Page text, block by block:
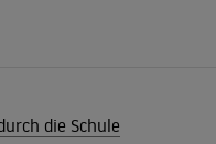
die Schule